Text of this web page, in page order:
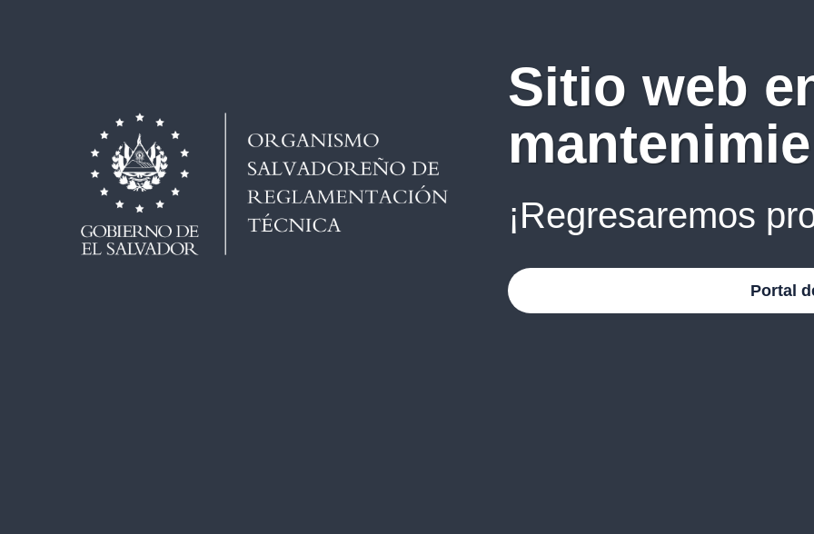
Sitio web
¡Regresaremos
Portal